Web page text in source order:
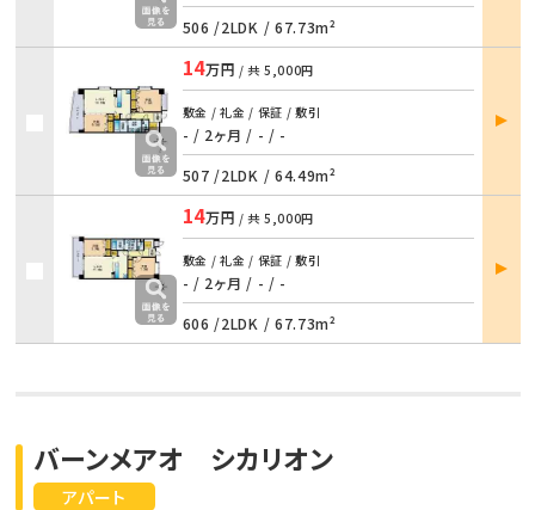
506 /2LDK / 67.73m²
14万円 / 共 5,000円
敷金 / 礼金 / 保証 / 敷引
- / 2ヶ月 / - / -
507 /2LDK / 64.49m²
部屋
詳細
14万円 / 共 5,000円
敷金 / 礼金 / 保証 / 敷引
- / 2ヶ月 / - / -
606 /2LDK / 67.73m²
部屋
詳細
アパート
バーンメアオ シカリオン